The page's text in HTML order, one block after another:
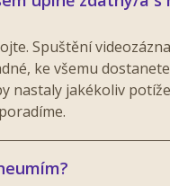
Spuštění
ke všemu
nastaly jakékoliv